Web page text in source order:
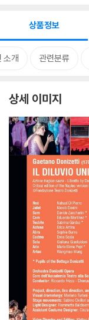
상품정보
소개 관련분류
상세 이미지